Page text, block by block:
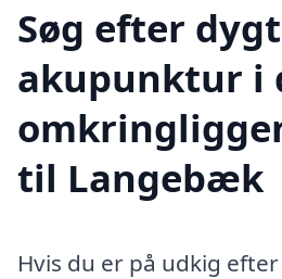
Søg efter
akupunktur i
til Langebæk
Hvis du er på udkig